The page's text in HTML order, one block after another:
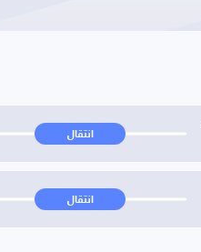
انتقال
انتقال